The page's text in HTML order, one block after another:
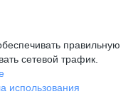
правильную
сетевой трафик.
использования